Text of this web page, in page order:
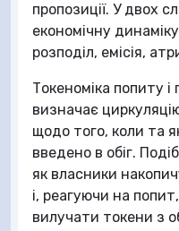
пропозиції. У двох
економічну
розподіл, емісія,
Токеноміка попиту і
визначає
щодо того, коли та
введено в обіг.
як власники
і, реагуючи на
вилучати токени з